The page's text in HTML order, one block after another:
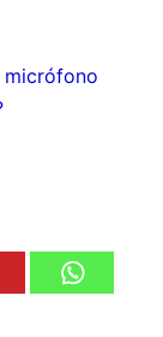
micrófono